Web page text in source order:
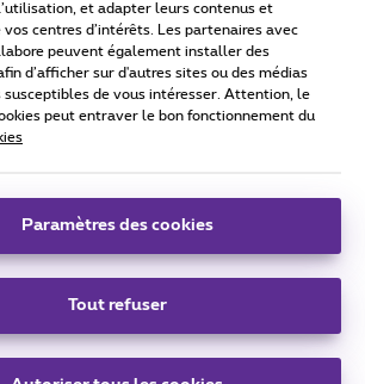
© 2026 Proximus
info consommateur
II 27 - B-1030 Bruxelles.
Solutions
et adapter leurs contenus et
centres d’intérêts. Les partenaires avec
peuvent également installer des
d’afficher sur d'autres sites ou des médias
susceptibles de vous intéresser. Attention, le
peut entraver le bon fonctionnement du
Paramètres des cookies
Tout refuser